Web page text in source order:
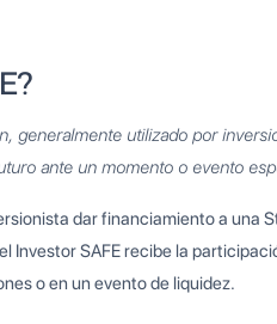
generalmente utilizado por
ante un momento o evento
dar financiamiento a una
Investor SAFE recibe la
o en un evento de liquidez.